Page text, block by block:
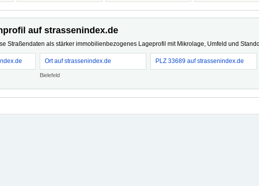
auf strassenindex.de
Straßendaten als stärker immobilienbezogenes Lageprofil mit Mikrolage, Umfeld und
Ort auf strassenindex.de
Bielefeld
PLZ 33689 auf strassenindex.de